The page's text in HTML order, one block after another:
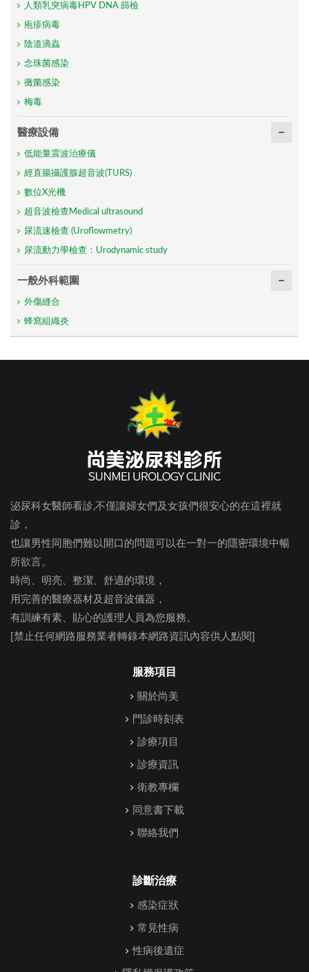
人類乳突病毒HPV DNA 篩檢
疱疹病毒
陰道滴蟲
念珠菌感染
黴菌感染
梅毒
醫療設備
低能量震波治療儀
經直腸攝護腺超音波(TURS)
數位X光機
超音波檢查Medical ultrasound
尿流速檢查 (Uroflowmetry)
尿流動力學檢查：Urodynamic study
一般外科範圍
外傷縫合
蜂窩組織炎
泌尿科女醫師看診,不僅讓婦女們及女孩們很安心的在這裡就
診，
也讓男性同胞們難以開口的問題可以在一對一的隱密環境中暢
所欲言。
時尚、明亮、整潔、舒適的環境，
用完善的醫療器材及超音波儀器，
有訓練有素、貼心的護理人員為您服務。
[禁止任何網路服務業者轉錄本網路資訊內容供人點閱]
服務項目
關於尚美
門診時刻表
診療項目
診療資訊
衛教專欄
同意書下載
聯絡我們
診斷治療
感染症狀
常見性病
性病後遺症